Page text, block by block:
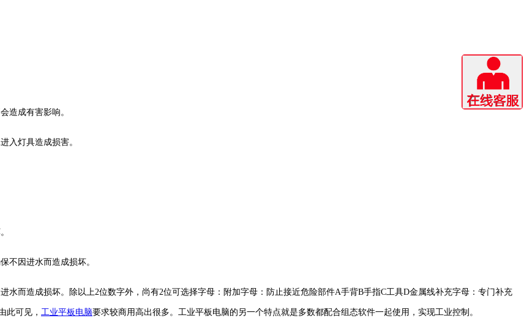
造成有害影响。
入灯具造成损害。
不因进水而造成损坏。
而造成损坏。除以上2位数字外，尚有2位可选择字母：附加字母：防止接近危险部件A手背B手指C工具D金属线补充字母：专门补充
此可见， 工业平板电脑要求较商用高出很多。工业平板电脑的另一个特点就是多数都配合组态软件一起使用，实现工业控制。